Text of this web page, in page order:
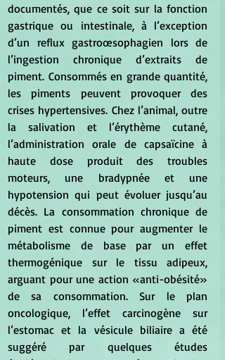
documentés, que ce soit sur la fonction
gastrique ou intestinale, à l’exception
d’un reflux gastroœsophagien lors de
l’ingestion chronique d’extraits de
piment. Consommés en grande quantité,
les piments peuvent provoquer des
crises hypertensives. Chez l’animal, outre
la salivation et l’érythème cutané,
l’administration orale de capsaïcine à
haute dose produit des troubles
moteurs, une bradypnée et une
hypotension qui peut évoluer jusqu’au
décès. La consommation chronique de
piment est connue pour augmenter le
métabolisme de base par un effet
thermogénique sur le tissu adipeux,
arguant pour une action «anti-obésité»
de sa consommation. Sur le plan
oncologique, l’effet carcinogène sur
l’estomac et la vésicule biliaire a été
suggéré par quelques études